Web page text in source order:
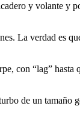
y volante y
La verdad es
con “lag”
de un